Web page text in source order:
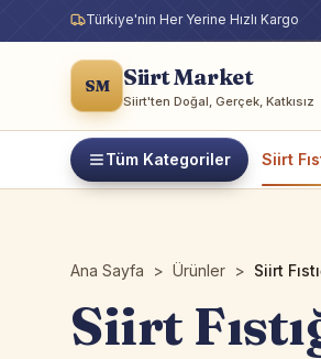
Türkiye'nin Her Yerine Hızlı Kargo
SM Siirt Market
Siirt'ten Doğal, Gerçek, Katkısız
Tüm Kategoriler Siirt
Ana Sayfa > Ürünler > Siirt
Siirt